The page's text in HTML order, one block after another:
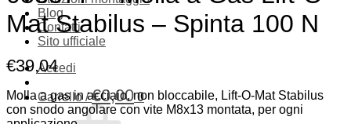
Blog
Contatti
Sito ufficiale
Accedi
Carrello /€0,00 0
Mat Stabilus – Spinta 100 N
€39,04
Molla a gas in acciaio, non bloccabile, Lift-O-Mat Stabilus
con snodo angolare con vite M8x13 montata, per ogni